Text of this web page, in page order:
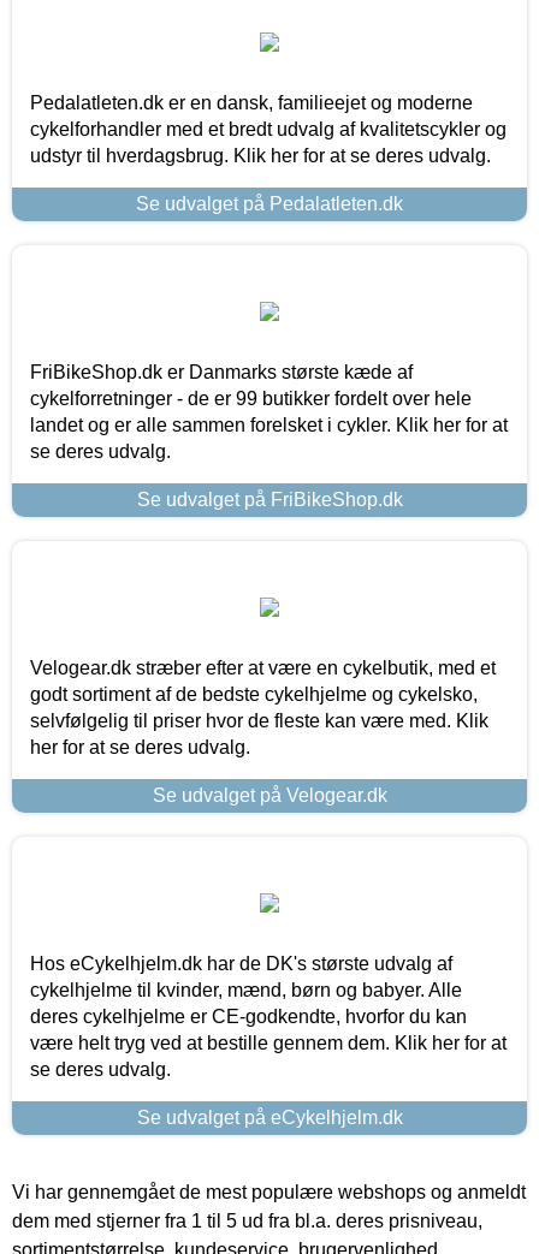
Pedalatleten.dk er en dansk, familieejet og moderne
cykelforhandler med et bredt udvalg af kvalitetscykler og
udstyr til hverdagsbrug. Klik her for at se deres udvalg.
Se udvalget på Pedalatleten.dk
FriBikeShop.dk er Danmarks største kæde af
cykelforretninger - de er 99 butikker fordelt over hele
landet og er alle sammen forelsket i cykler. Klik her for at
se deres udvalg.
Se udvalget på FriBikeShop.dk
Velogear.dk stræber efter at være en cykelbutik, med et
godt sortiment af de bedste cykelhjelme og cykelsko,
selvfølgelig til priser hvor de fleste kan være med. Klik
her for at se deres udvalg.
Se udvalget på Velogear.dk
Hos eCykelhjelm.dk har de DK's største udvalg af
cykelhjelme til kvinder, mænd, børn og babyer. Alle
deres cykelhjelme er CE-godkendte, hvorfor du kan
være helt tryg ved at bestille gennem dem. Klik her for at
se deres udvalg.
Se udvalget på eCykelhjelm.dk
Vi har gennemgået de mest populære webshops og anmeldt
dem med stjerner fra 1 til 5 ud fra bl.a. deres prisniveau,
sortimentstørrelse, kundeservice, brugervenlighed,